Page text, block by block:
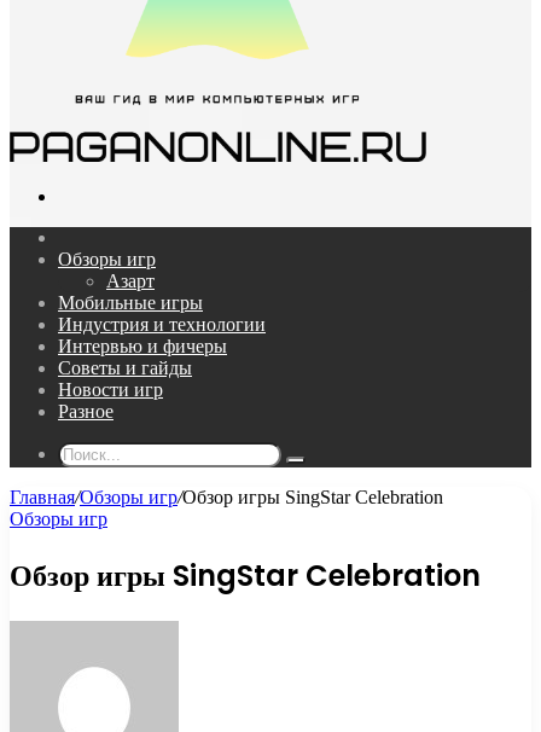
Обзоры игр
Азарт
Мобильные игры
Индустрия и технологии
Интервью и фичеры
Советы и гайды
Новости игр
Разное
Поиск...
Главная/Обзоры игр/Обзор игры SingStar Celebration
Обзоры игр
Обзор игры SingStar Celebration